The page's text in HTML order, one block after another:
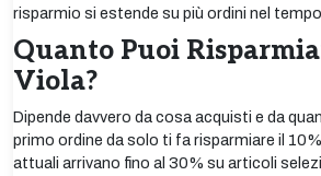
risparmio si estende su più ordini nel
Quanto Puoi
Viola?
Dipende davvero da cosa acquisti e da
primo ordine da solo ti fa risparmiare il
attuali arrivano fino al 30% su articoli